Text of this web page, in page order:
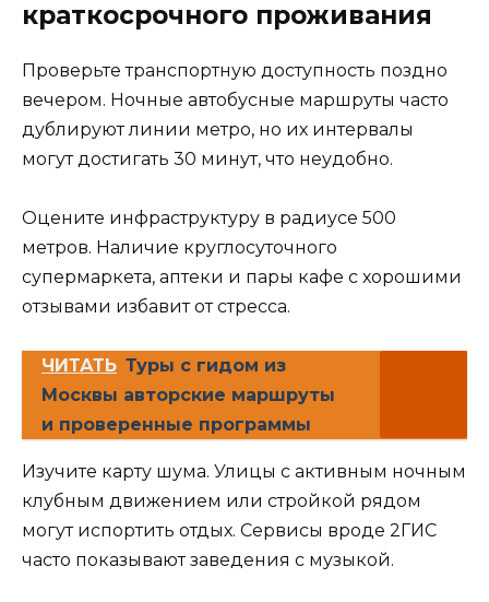
краткосрочного проживания
Проверьте транспортную доступность поздно
вечером. Ночные автобусные маршруты часто
дублируют линии метро, но их интервалы
могут достигать 30 минут, что неудобно.
Оцените инфраструктуру в радиусе 500
метров. Наличие круглосуточного
супермаркета, аптеки и пары кафе с хорошими
отзывами избавит от стресса.
ЧИТАТЬ Туры с гидом из
Москвы авторские маршруты
и проверенные программы
Изучите карту шума. Улицы с активным ночным
клубным движением или стройкой рядом
могут испортить отдых. Сервисы вроде 2ГИС
часто показывают заведения с музыкой.